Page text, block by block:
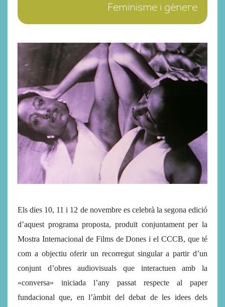
Feminisme i gènere
Els dies 10, 11 i 12 de novembre es celebrà la segona edició
d’aquest programa proposta, produït conjuntament per la
Mostra Internacional de Films de Dones i el CCCB, que té
com a objectiu oferir un recorregut singular a partir d’un
conjunt d’obres audiovisuals que interactuen amb la
«conversa» iniciada l’any passat respecte al paper
fundacional que, en l’àmbit del debat de les idees dels